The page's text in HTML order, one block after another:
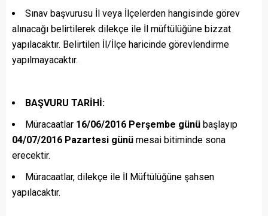
Sınav başvurusu İl veya İlçelerden hangisinde görev
alınacağı belirtilerek dilekçe ile İl müftülüğüne bizzat
yapılacaktır. Belirtilen İl/İlçe haricinde görevlendirme
yapılmayacaktır.
BAŞVURU TARİHİ:
Müracaatlar 16/06/2016 Perşembe günü başlayıp
04/07/2016 Pazartesi günü mesai bitiminde sona
erecektir.
Müracaatlar, dilekçe ile İl Müftülüğüne şahsen
yapılacaktır.